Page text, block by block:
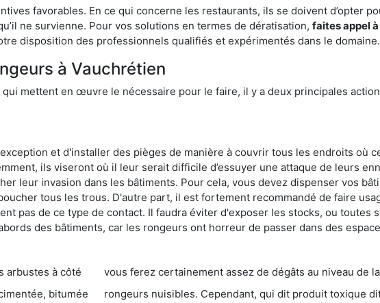
favorables. En ce qui concerne les restaurants, ils se doivent d’opter
ne survienne. Pour vos solutions en termes de dératisation, faites appel
disposition des professionnels qualifiés et expérimentés dans le domaine.
à Vauchrétien
mettent en œuvre le nécessaire pour le faire, il y a deux principales
et d'installer des pièges de manière à couvrir tous les endroits où
ils viseront où il leur serait difficile d’essuyer une attaque de leurs
leur invasion dans les bâtiments. Pour cela, vous devez dispenser vos
tous les trous. D'autre part, il est fortement recommandé de faire
pas de ce type de contact. Il faudra éviter d'exposer les stocks, ou toutes
des bâtiments, car les rongeurs ont horreur de passer dans des
à côté
vous ferez certainement assez de dégâts au niveau de la population ces
rongeurs nuisibles. Cependant, qui dit produit toxique dit qu'il faudra faire